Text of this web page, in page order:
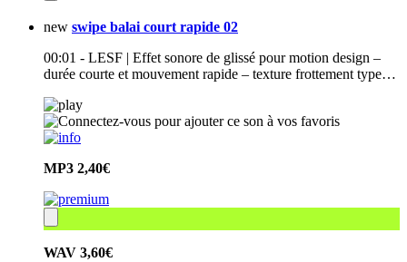
new swipe balai court rapide 02
00:01 - LESF | Effet sonore de glissé pour motion design –
durée courte et mouvement rapide – texture frottement type…
MP3 2,40€
WAV 3,60€